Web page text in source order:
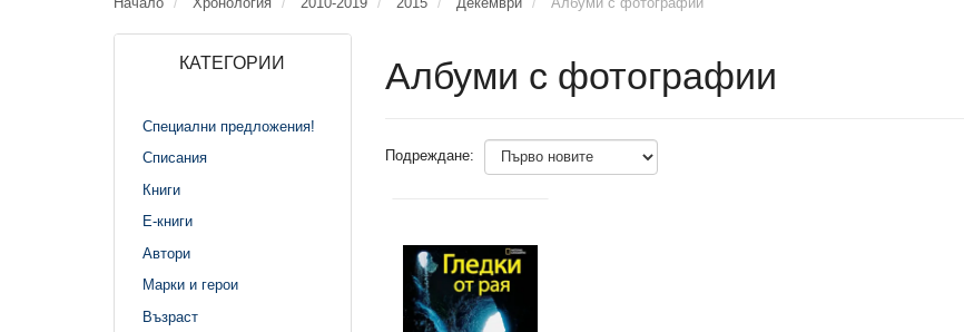
КАТЕГОРИИ
Специални предложения!
Списания
Книги
Е-книги
Автори
Марки и герои
Възраст
Албуми с фотографии
Подреждане: